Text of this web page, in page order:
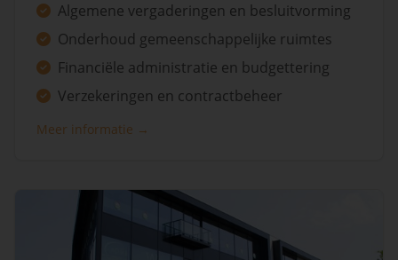
Algemene vergaderingen en besluitvorming
Onderhoud gemeenschappelijke ruimtes
Financiële administratie en budgettering
Verzekeringen en contractbeheer
Meer informatie →